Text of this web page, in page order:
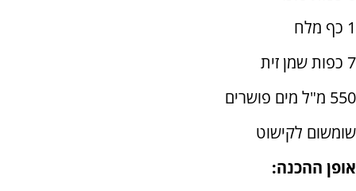
1 כף מלח
7 כפות שמן זית
550 מ"ל מים פושרים
שומשום לקישוט
אופן ההכנה: